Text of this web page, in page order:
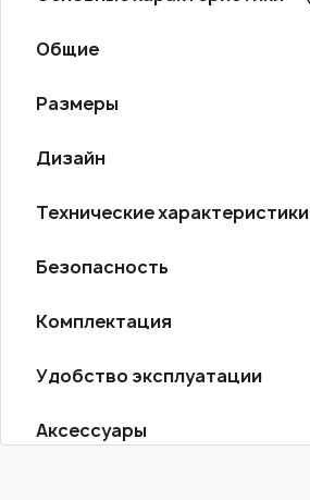
Общие
Размеры
Дизайн
Технические характеристики
Безопасность
Комплектация
Удобство эксплуатации
Аксессуары